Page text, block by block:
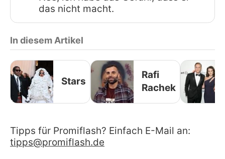
das nicht macht.
In diesem Artikel
Stars
Rafi
Rachek
Tipps für Promiflash? Einfach E-Mail an:
tipps@promiflash.de